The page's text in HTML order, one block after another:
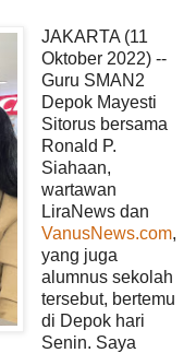
JAKARTA (11
Oktober 2022) --
Guru SMAN2
Depok Mayesti
Sitorus bersama
Ronald P.
Siahaan,
wartawan
LiraNews dan
VanusNews.com,
yang juga
alumnus sekolah
tersebut, bertemu
di Depok hari
Senin. Saya